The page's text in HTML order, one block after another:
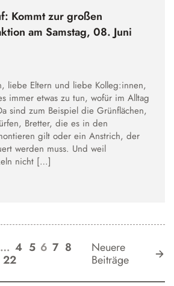
Kommt zur großen
am Samstag, 08. Juni
liebe Eltern und liebe Kolleg:innen,
immer etwas zu tun, wofür im Alltag
sind zum Beispiel die Grünflächen,
Bretter, die es in den
gilt oder ein Anstrich, der
werden muss. Und weil
nicht […]
… 4 5 6 7 8
22
Neuere
Beiträge